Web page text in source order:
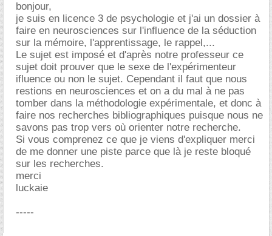
bonjour,
je suis en licence 3 de psychologie et j'ai un dossier à
faire en neurosciences sur l'influence de la séduction
sur la mémoire, l'apprentissage, le rappel,...
Le sujet est imposé et d'après notre professeur ce
sujet doit prouver que le sexe de l'expérimenteur
ifluence ou non le sujet. Cependant il faut que nous
restions en neurosciences et on a du mal à ne pas
tomber dans la méthodologie expérimentale, et donc à
faire nos recherches bibliographiques puisque nous ne
savons pas trop vers où orienter notre recherche.
Si vous comprenez ce que je viens d'expliquer merci
de me donner une piste parce que là je reste bloqué
sur les recherches.
merci
luckaie
-----